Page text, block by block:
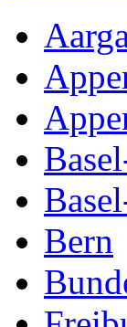
Bern